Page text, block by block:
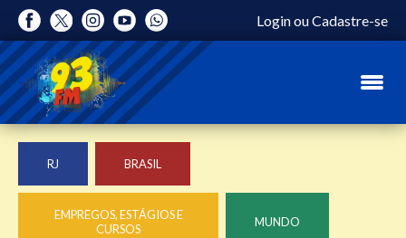
LoginouCadastre-se
RJ BRASIL
EMPREGOS, ESTÁGIOS E
CURSOS
MUNDO